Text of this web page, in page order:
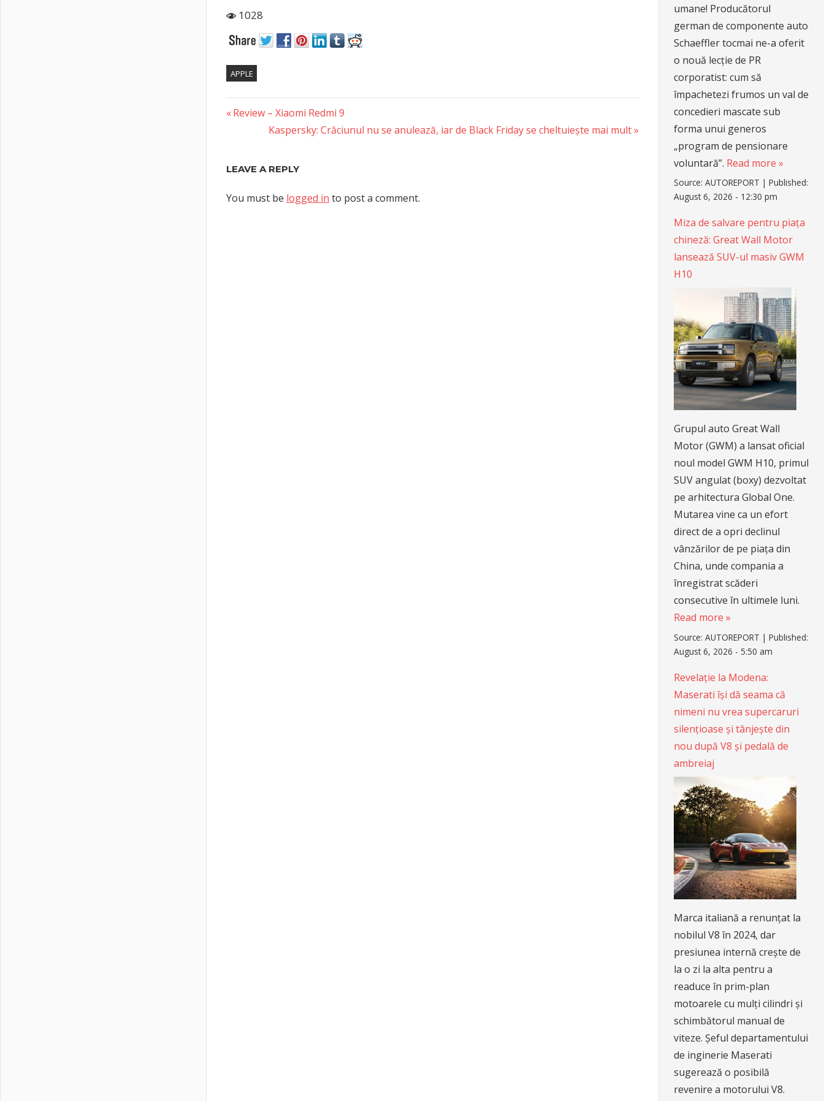
1028
APPLE
Post
navigation
Previous
Review – Xiaomi Redmi 9
Next
Kaspersky: Crăciunul nu se anulează, iar de Black Friday se cheltuiește mai mult
LEAVE A REPLY
You must be logged in to post a comment.
umane! Producătorul
german de componente auto
Schaeffler tocmai ne-a oferit
o nouă lecție de PR
corporatist: cum să
împachetezi frumos un val de
concedieri mascate sub
forma unui generos
„program de pensionare
voluntară”. Read more »
Source:AUTOREPORT |Published:
August 6, 2026 - 12:30 pm
Miza de salvare pentru piața
chineză: Great Wall Motor
lansează SUV-ul masiv GWM
H10
Grupul auto Great Wall
Motor (GWM) a lansat oficial
noul model GWM H10, primul
SUV angulat (boxy) dezvoltat
pe arhitectura Global One.
Mutarea vine ca un efort
direct de a opri declinul
vânzărilor de pe piața din
China, unde compania a
înregistrat scăderi
consecutive în ultimele luni.
Read more »
Source:AUTOREPORT |Published:
August 6, 2026 - 5:50 am
Revelație la Modena:
Maserati își dă seama că
nimeni nu vrea supercaruri
silențioase și tânjește din
nou după V8 și pedală de
ambreiaj
Marca italiană a renunțat la
nobilul V8 în 2024, dar
presiunea internă crește de
la o zi la alta pentru a
readuce în prim-plan
motoarele cu mulți cilindri și
schimbătorul manual de
viteze. Șeful departamentului
de inginerie Maserati
sugerează o posibilă
revenire a motorului V8.